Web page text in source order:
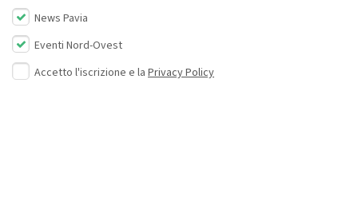
News Pavia
Eventi Nord-Ovest
Accetto l'iscrizione e la Privacy Policy